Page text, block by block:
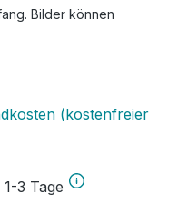
Bilder können
(kostenfreier
3 Tage